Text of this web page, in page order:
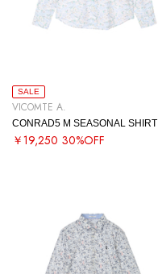
SALE
VICOMTE A.
CONRAD5 M SEASONAL SHIRT
￥19,250 30%OFF